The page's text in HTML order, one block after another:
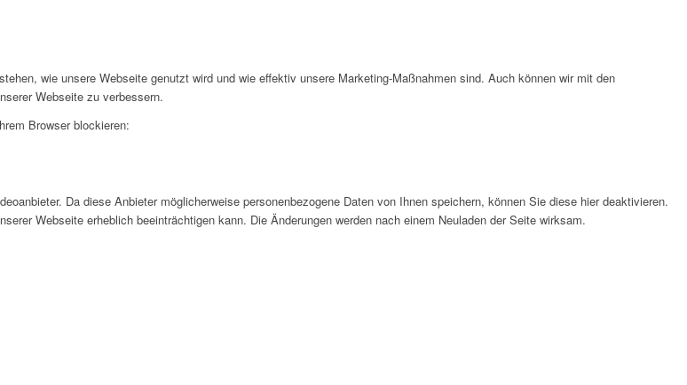
wie unsere Webseite genutzt wird und wie effektiv unsere Marketing-Maßnahmen sind. Auch können wir mit den
Webseite zu verbessern.
Browser blockieren:
Da diese Anbieter möglicherweise personenbezogene Daten von Ihnen speichern, können Sie diese hier deaktivieren.
Webseite erheblich beeinträchtigen kann. Die Änderungen werden nach einem Neuladen der Seite wirksam.